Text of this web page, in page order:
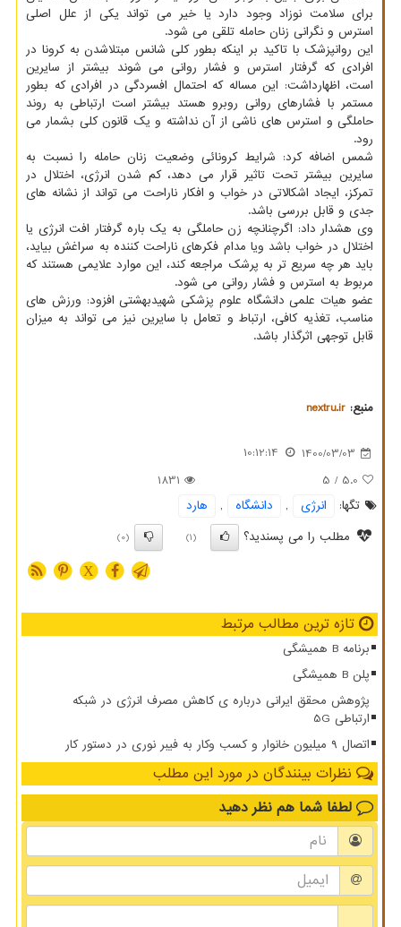
برای سلامت نوزاد وجود دارد یا خیر می تواند یکی از علل اصلی
استرس و نگرانی زنان حامله تلقی می شود.
این روانپزشک با تاکید بر اینکه بطور کلی شانس مبتلاشدن به کرونا در
افرادی که گرفتار استرس و فشار روانی می شوند بیشتر از سایرین
است، اظهارداشت: این مساله که احتمال افسردگی در افرادی که بطور
مستمر با فشارهای روانی روبرو هستد بیشتر است ارتباطی به روند
حاملگی و استرس های ناشی از آن نداشته و یک قانون کلی بشمار می
رود.
شمس اضافه کرد: شرایط کرونائی وضعیت زنان حامله را نسبت به
سایرین بیشتر تحت تاثیر قرار می دهد، کم شدن انرژی، اختلال در
تمرکز، ایجاد اشکالاتی در خواب و افکار ناراحت می تواند از نشانه های
جدی و قابل بررسی باشد.
وی هشدار داد: اگرچنانچه زن حاملگی به یک باره گرفتار افت انرژی یا
اختلال در خواب باشد ویا مدام فکرهای ناراحت کننده به سراغش بیاید،
باید هر چه سریع تر به پرشک مراجعه کند، این موارد علایمی هستند که
مربوط به استرس و فشار روانی می شود.
عضو هیات علمی دانشگاه علوم پزشکی شهیدبهشتی افزود: ورزش های
مناسب، تغذیه کافی، ارتباط و تعامل با سایرین نیز می تواند به میزان
قابل توجهی اثرگذار باشد.
منبع: nextru.ir
1400/03/03
10:12:14
5.0
/ 5
1831
تگها:
انرژی , دانشگاه ,
هارد
مطلب را می پسندید؟
(1)
(0)
X
تازه ترین مطالب مرتبط
برنامه B همیشگی
پلن B همیشگی
پژوهش محقق ایرانی درباره ی کاهش مصرف انرژی در شبکه
ارتباطی 5G
اتصال ۹ میلیون خانوار و کسب وکار به فیبر نوری در دستور کار
نظرات بینندگان در مورد این مطلب
لطفا شما هم نظر دهید